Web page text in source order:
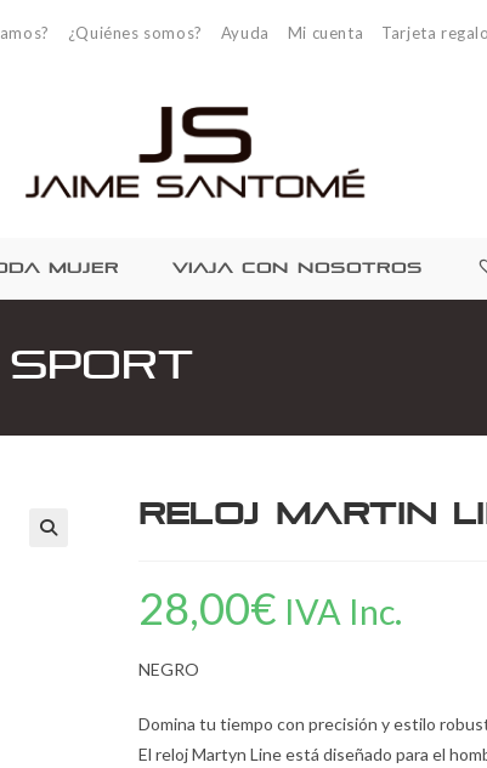
¿Quiénes somos? Ayuda Mi cuenta Tarjeta regalo
MUJER VIAJA CON NOSOTROS
Sport
Reloj Martin
28,00€ IVA Inc.
NEGRO
Domina tu tiempo con precisión y estilo
El reloj Martyn Line está diseñado para el